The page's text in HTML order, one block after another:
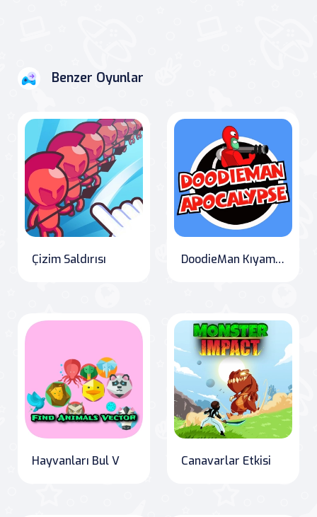
Benzer Oyunlar
Çizim Saldırısı DoodieMan Kıyamet
Hayvanları Bul V Canavarlar Etkisi